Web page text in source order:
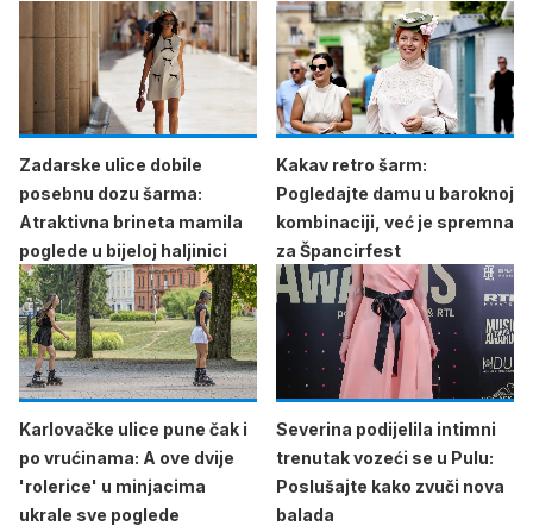
Zadarske ulice dobile
posebnu dozu šarma:
Atraktivna brineta mamila
poglede u bijeloj haljinici
Kakav retro šarm:
Pogledajte damu u baroknoj
kombinaciji, već je spremna
za Špancirfest
Karlovačke ulice pune čak i
po vrućinama: A ove dvije
'rolerice' u minjacima
ukrale sve poglede
Severina podijelila intimni
trenutak vozeći se u Pulu:
Poslušajte kako zvuči nova
balada